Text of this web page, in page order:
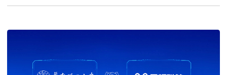
田雪松博士荣任第七届理事会副会长